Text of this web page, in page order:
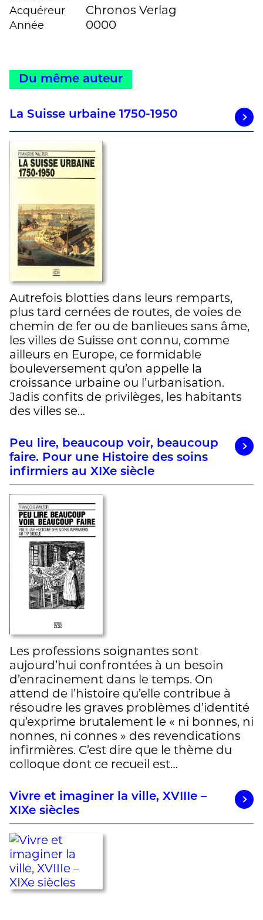
Acquéreur Chronos Verlag
Année 0000
Du même auteur
La Suisse urbaine 1750-1950
Autrefois blotties dans leurs remparts,
plus tard cernées de routes, de voies de
chemin de fer ou de banlieues sans âme,
les villes de Suisse ont connu, comme
ailleurs en Europe, ce formidable
bouleversement qu’on appelle la
croissance urbaine ou l’urbanisation.
Jadis confits de privilèges, les habitants
des villes se…
Peu lire, beaucoup voir, beaucoup
faire. Pour une Histoire des soins
infirmiers au XIXe siècle
Les professions soignantes sont
aujourd’hui confrontées à un besoin
d’enracinement dans le temps. On
attend de l’histoire qu’elle contribue à
résoudre les graves problèmes d’identité
qu’exprime brutalement le « ni bonnes, ni
nonnes, ni connes » des revendications
infirmières. C’est dire que le thème du
colloque dont ce recueil est…
Vivre et imaginer la ville, XVIIIe –
XIXe siècles